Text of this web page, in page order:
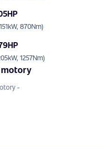
870Nm)
1257Nm)
motory
-